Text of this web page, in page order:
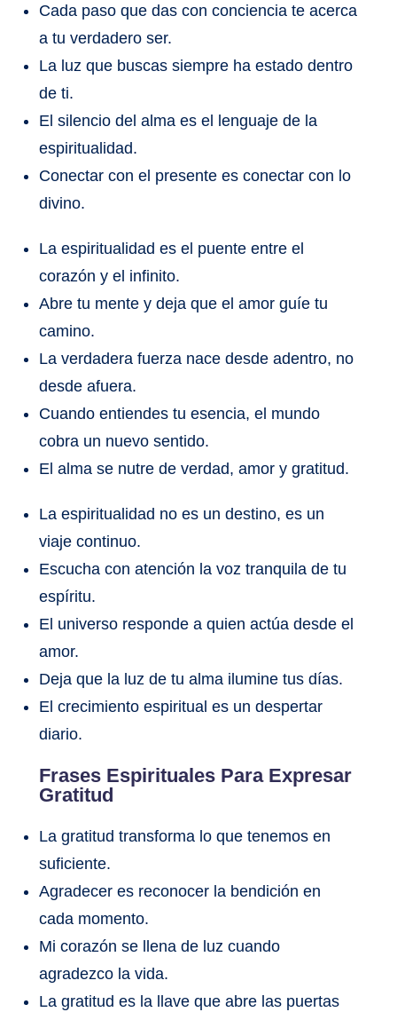
Cada paso que das con conciencia te acerca
a tu verdadero ser.
La luz que buscas siempre ha estado dentro
de ti.
El silencio del alma es el lenguaje de la
espiritualidad.
Conectar con el presente es conectar con lo
divino.
La espiritualidad es el puente entre el
corazón y el infinito.
Abre tu mente y deja que el amor guíe tu
camino.
La verdadera fuerza nace desde adentro, no
desde afuera.
Cuando entiendes tu esencia, el mundo
cobra un nuevo sentido.
El alma se nutre de verdad, amor y gratitud.
La espiritualidad no es un destino, es un
viaje continuo.
Escucha con atención la voz tranquila de tu
espíritu.
El universo responde a quien actúa desde el
amor.
Deja que la luz de tu alma ilumine tus días.
El crecimiento espiritual es un despertar
diario.
Frases Espirituales Para Expresar
Gratitud
La gratitud transforma lo que tenemos en
suficiente.
Agradecer es reconocer la bendición en
cada momento.
Mi corazón se llena de luz cuando
agradezco la vida.
La gratitud es la llave que abre las puertas